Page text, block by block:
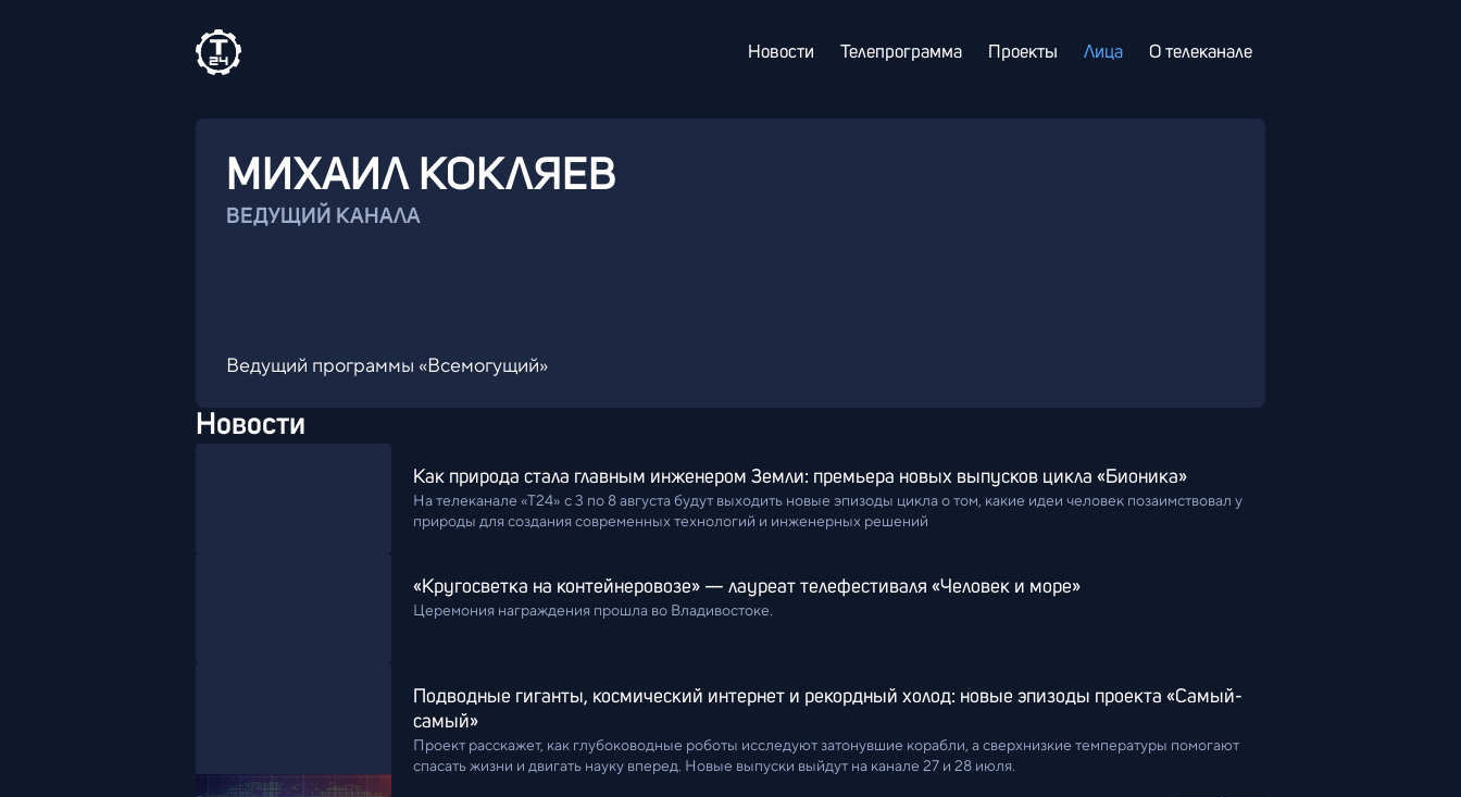
Новости Телепрограмма Проекты Лица О телеканале
МИХАИЛ КОКЛЯЕВ
ВЕДУЩИЙ КАНАЛА
Ведущий программы «Всемогущий»
Новости
Как природа стала главным инженером Земли: премьера новых выпусков цикла «Бионика»
На телеканале «Т24» с 3 по 8 августа будут выходить новые эпизоды цикла о том, какие идеи человек позаимствовал у
природы для создания современных технологий и инженерных решений
«Кругосветка на контейнеровозе» — лауреат телефестиваля «Человек и море»
Церемония награждения прошла во Владивостоке.
Подводные гиганты, космический интернет и рекордный холод: новые эпизоды проекта «Самый-
самый»
Проект расскажет, как глубоководные роботы исследуют затонувшие корабли, а сверхнизкие температуры помогают
спасать жизни и двигать науку вперед. Новые выпуски выйдут на канале 27 и 28 июля.